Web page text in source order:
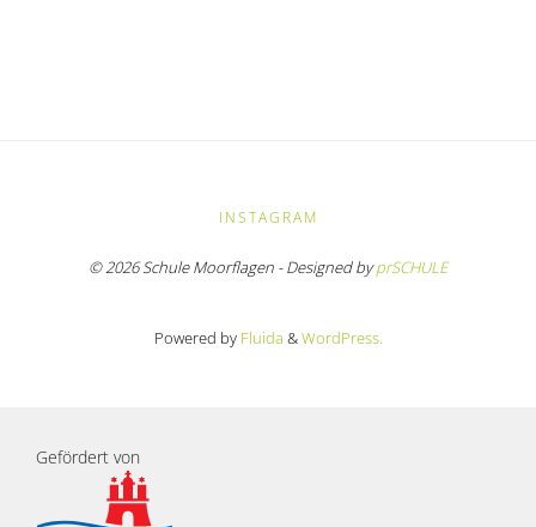
INSTAGRAM
© 2026 Schule Moorflagen - Designed byprSCHULE
Powered byFluida &WordPress.
Gefördert von